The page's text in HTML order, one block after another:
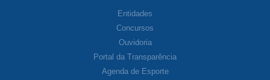
Entidades
Concursos
Ouvidoria
Portal da Transparência
Agenda de Esporte